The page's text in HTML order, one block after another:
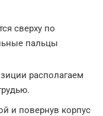
сверху по
пальцы
располагаем
и повернув корпус